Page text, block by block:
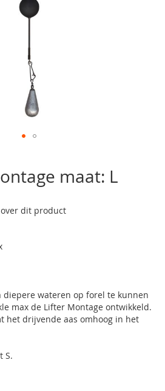
maat: L
dit product
diepere wateren op forel te kunnen
max de Lifter Montage ontwikkeld.
het drijvende aas omhoog in het
S.